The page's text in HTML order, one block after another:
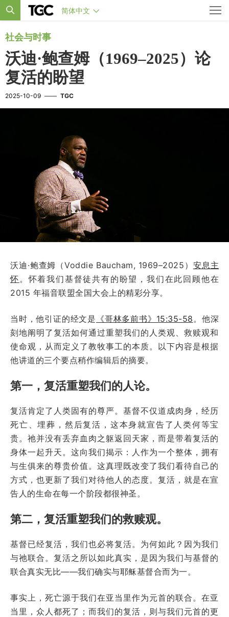
简体中文
社会与时事
沃迪·鲍查姆（1969–2025）论
复活的盼望
2025-10-09 —— TGC
沃迪·鲍查姆（Voddie Baucham, 1969–2025） 安息主
怀 。怀着我们基督徒共有的盼望，我们在此回顾他在
2015 年福音联盟全国大会上的精彩分享。
当时，他引证的经文是 《哥林多前书》15:35-58 。他深
刻地阐明了复活如何通过重塑我们的人类观、救赎观和
使命观，从而定义了教牧事工的本质。以下内容是根据
他讲道的三个要点稍作编辑后的摘要。
第一，复活重塑我们的人论。
复活肯定了人类固有的尊严。基督不仅道成肉身，经历
死亡、埋葬，然后复活，这本身就宣告了人类何等宝
贵。祂并没有丢弃血肉之躯返回天家，而是带着复活的
身体一起升天。这向我们揭示：人作为一个整体，拥有
与生俱来的尊贵价值。这真理既改变了我们看待自己的
方式，也更新了我们对待他人的态度。复活，就是在宣
告人的生命在每一个阶段都很神圣。
第二，复活重塑我们的救赎观。
基督已经复活，我们也必将复活。为何如此？因为我们
与祂联合。复活之所以如此真实，是因为我们与基督的
联合真实无比——我们确实与耶稣基督合而为一。
事实上，死亡源于我们在亚当里作为元首的联合。在亚
当里，众人都死了；而我们的复活，则与我们元首的更